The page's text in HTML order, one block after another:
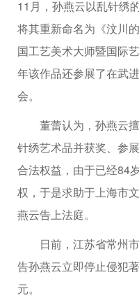
11月，孙燕云以乱针绣
将其重新命名为《汶川
国工艺美术大师暨国际
年该作品还参展了在武
会。
董蕾认为，孙燕云擅
针绣艺术品并获奖、参
合法权益，由于已经84
权，于是求助于上海市
燕云告上法庭。
日前，江苏省常州市
告孙燕云立即停止侵犯
元。